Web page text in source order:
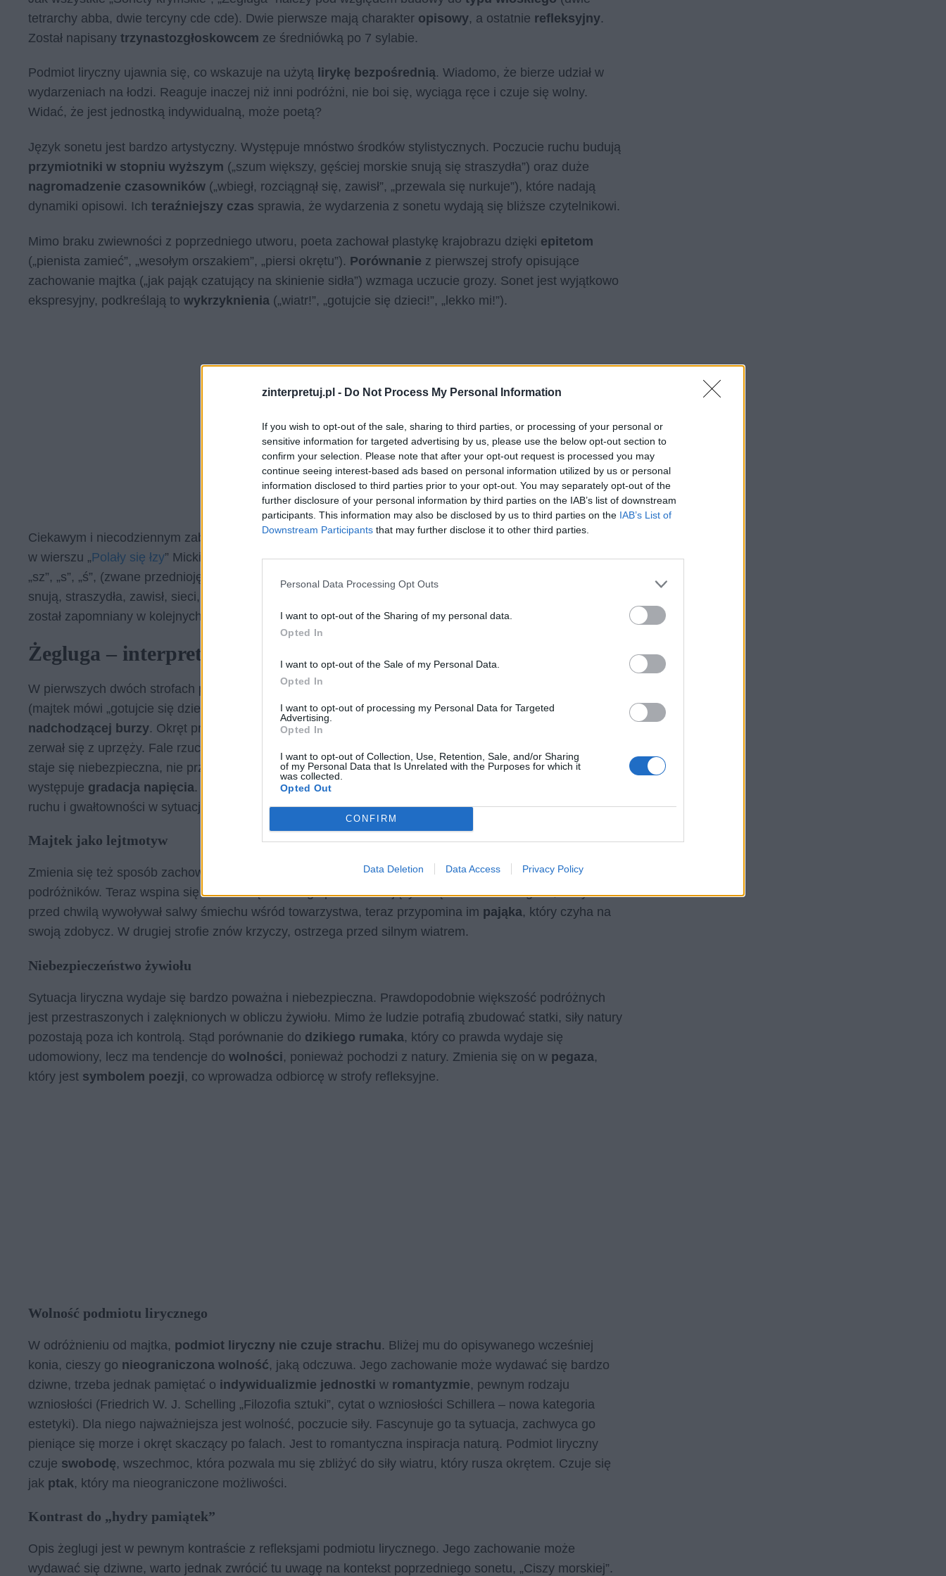
zinterpretuj.pl - Do Not Process My Personal Information
If you wish to opt-out of the sale, sharing to third parties, or processing of your personal or
sensitive information for targeted advertising by us, please use the below opt-out section to
confirm your selection. Please note that after your opt-out request is processed you may
continue seeing interest-based ads based on personal information utilized by us or personal
information disclosed to third parties prior to your opt-out. You may separately opt-out of the
further disclosure of your personal information by third parties on the IAB’s list of downstream
participants. This information may also be disclosed by us to third parties on the IAB’s List of
Downstream Participants that may further disclose it to other third parties.
Personal Data Processing Opt Outs
I want to opt-out of the Sharing of my personal data.
Opted In
I want to opt-out of the Sale of my Personal Data.
Opted In
I want to opt-out of processing my Personal Data for Targeted
Advertising.
Opted In
I want to opt-out of Collection, Use, Retention, Sale, and/or Sharing
of my Personal Data that Is Unrelated with the Purposes for which it
was collected.
Opted Out
CONFIRM
Data Deletion Data Access Privacy Policy
tetrarchy abba, dwie tercyny cde cde). Dwie pierwsze mają charakter opisowy, a ostatnie refleksyjny.
Został napisany trzynastozgłoskowcem ze średniówką po 7 sylabie.
Podmiot liryczny ujawnia się, co wskazuje na użytą lirykę bezpośrednią. Wiadomo, że bierze udział w
wydarzeniach na łodzi. Reaguje inaczej niż inni podróżni, nie boi się, wyciąga ręce i czuje się wolny.
Widać, że jest jednostką indywidualną, może poetą?
Język sonetu jest bardzo artystyczny. Występuje mnóstwo środków stylistycznych. Poczucie ruchu budują
przymiotniki w stopniu wyższym („szum większy, gęściej morskie snują się straszydła”) oraz duże
nagromadzenie czasowników („wbiegł, rozciągnął się, zawisł”, „przewala się nurkuje”), które nadają
dynamiki opisowi. Ich teraźniejszy czas sprawia, że wydarzenia z sonetu wydają się bliższe czytelnikowi.
Mimo braku zwiewności z poprzedniego utworu, poeta zachował plastykę krajobrazu dzięki epitetom
(„pienista zamieć”, „wesołym orszakiem”, „piersi okrętu”). Porównanie z pierwszej strofy opisujące
zachowanie majtka („jak pająk czatujący na skinienie sidła”) wzmaga uczucie grozy. Sonet jest wyjątkowo
ekspresyjny, podkreślają to wykrzyknienia („wiatr!”, „gotujcie się dzieci!”, „lekko mi!”).
Ciekawym i niecodziennym zabiegiem literackim jest użytainstrumentacja głoskowa(świetnie widoczna
w wierszu „Polały się łzy” Mickiewicza”), która polega na nagromadzeniu wyrazów zawierających głoski
„sz”, „s”, „ś”, (zwane przedniojęzykowo-dziąsłowymi) imitują dźwięk szumiącego morza (szum, gęściej,
snują, straszydła, zawisł, sieci, skinienie, sidła itd.). Ten środek nie zyskał jednak dużej popularności,
został zapomniany w kolejnych epokach.
Żegluga – interpretacja sonetu
W pierwszych dwóch strofach podmiot liryczny opisuje
(majtek mówi „gotujcie się dzieci!”). Żeglarze chcą zadbać o bezpieczeństwo pasażerów w czasie
nadchodzącej burzy. Okręt przywołuje osobie mówiącej w wierszu skojarzenie z
zerwał się z uprzęży. Fale rzucają łódką, co porównuje do
staje się niebezpieczna, nie przypomina w niczym opisu z „Ciszy morskiej”. Wiatr przybiera na sile,
występuje gradacja napięcia. Opis jest dynamicznydzięki czasownikom, buduje to dodatkowe wrażenie
ruchu i gwałtowności w sytuacji lirycznej.
Majtek jako lejtmotyw
Zmienia się też sposób zachowania
, który w poprzednim sonecie był źródłem zabawy
podróżników. Teraz wspina się na drabinę i ostrzega przed zbliżającym się sztormem. Żeglarz, który
przed chwilą wywoływał salwy śmiechu wśród towarzystwa, teraz przypomina im pająka, który czyha na
swoją zdobycz. W drugiej strofie znów krzyczy, ostrzega przed silnym wiatrem.
Niebezpieczeństwo żywiołu
Sytuacja liryczna wydaje się bardzo poważna i niebezpieczna. Prawdopodobnie większość podróżnych
jest przestraszonych i zalęknionych w obliczu żywiołu. Mimo że ludzie potrafią zbudować statki, siły natury
pozostają poza ich kontrolą. Stąd porównanie do dzikiego rumaka, który co prawda wydaje się
udomowiony, lecz ma tendencje do wolności, ponieważ pochodzi z natury. Zmienia się on w pegaza,
który jest symbolem poezji, co wprowadza odbiorcę w strofy refleksyjne.
Wolność podmiotu lirycznego
W odróżnieniu od majtka, podmiot liryczny nie czuje strachu. Bliżej mu do opisywanego wcześniej
konia, cieszy go nieograniczona wolność, jaką odczuwa. Jego zachowanie może wydawać się bardzo
dziwne, trzeba jednak pamiętać o indywidualizmie jednostki w romantyzmie, pewnym rodzaju
wzniosłości (Friedrich W. J. Schelling „Filozofia sztuki”, cytat o wzniosłości Schillera – nowa kategoria
estetyki). Dla niego najważniejsza jest wolność, poczucie siły. Fascynuje go ta sytuacja, zachwyca go
pieniące się morze i okręt skaczący po falach. Jest to romantyczna inspiracja naturą. Podmiot liryczny
czuje swobodę, wszechmoc, która pozwala mu się zbliżyć do siły wiatru, który rusza okrętem. Czuje się
jak ptak, który ma nieograniczone możliwości.
Kontrast do „hydry pamiątek”
Opis żeglugi jest w pewnym kontraście z refleksjami podmiotu lirycznego. Jego zachowanie może
wydawać się dziwne, warto jednak zwrócić tu uwagę na kontekst poprzedniego sonetu, „Ciszy morskiej”.